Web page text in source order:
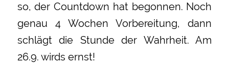
so, der Countdown hat begonnen. Noch
genau 4 Wochen Vorbereitung, dann
schlägt die Stunde der Wahrheit. Am
26.9. wirds ernst!